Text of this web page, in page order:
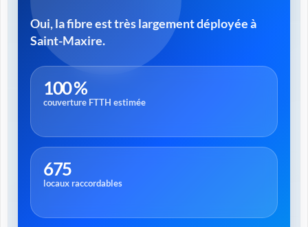
Oui, la fibre est très largement déployée à
Saint-Maxire.
100 %
couverture FTTH estimée
675
locaux raccordables